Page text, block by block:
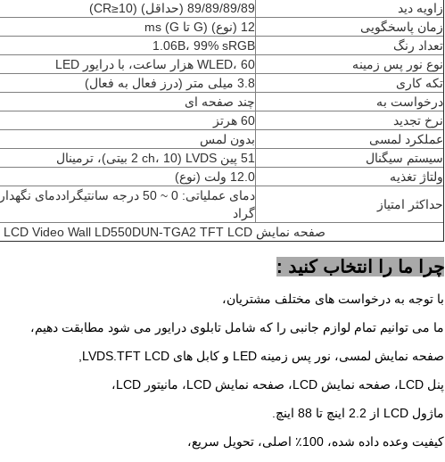
زاویه دید
89/89/89/89 (حداقل) (CR≥10)
زمان پاسخگویی
12 (نوع) (G تا G) ms
تعداد رنگ
1.06B، 99% sRGB
نوع نور پس زمینه
WLED، 60 هزار ساعت، با درایور LED
تکه کاری
3.8 میلی متر (درز فعال به فعال)
درخواست به
چند صفحه ای
نرخ تجدید
60 هرتز
عملکرد لمسی
بدون لمس
سیستم سیگنال
51 پین LVDS (2 ch، 10 بیتی)، ترمینال
ولتاژ تغذیه
12.0 ولت (نوع)
حداکثر امتیاز
گراد
صفحه نمایش LG LCD Video Wall LD550DUN-TGA2 TFT LCD
چرا ما را انتخاب کنید :
با توجه به درخواست های مختلف مشتریان،
ما می توانیم تمام لوازم جانبی را که شامل تابلوی درایور می شود مطابقت دهیم،
صفحه نمایش لمسی، نور پس زمینه LED و کابل های LVDS.TFT LCD,
پنل LCD، صفحه نمایش LCD، صفحه نمایش LCD، مانیتور LCD،
ماژول LCD از 2.2 اینچ تا 88 اینچ.
کیفیت وعده داده شده، 100٪ اصلی، تحویل سریع،